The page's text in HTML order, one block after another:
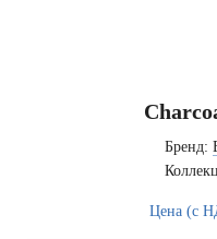
Бренд:
Цена (с